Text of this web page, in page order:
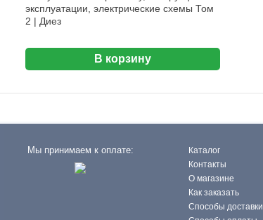
эксплуатации, электрические схемы Том
2 | Диез
В корзину
Мы принимаем к оплате:
Каталог
Контакты
О магазине
Как заказать
Способы доставки